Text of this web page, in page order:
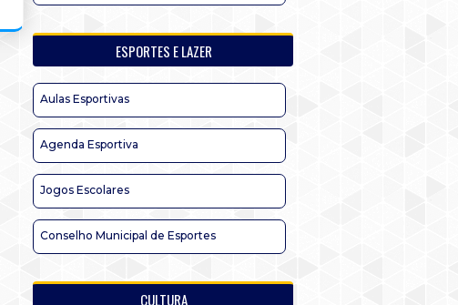
ESPORTES E LAZER
Aulas Esportivas
Agenda Esportiva
Jogos Escolares
Conselho Municipal de Esportes
CULTURA